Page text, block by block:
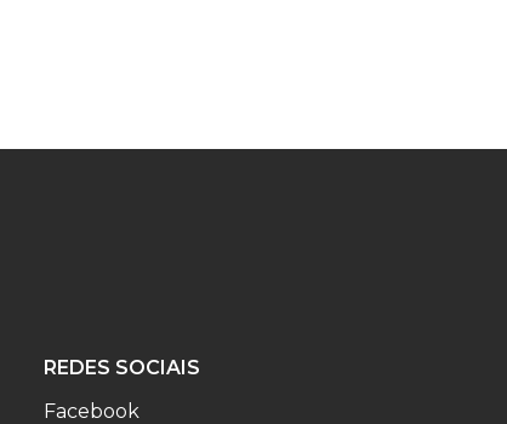
REDES SOCIAIS
Facebook